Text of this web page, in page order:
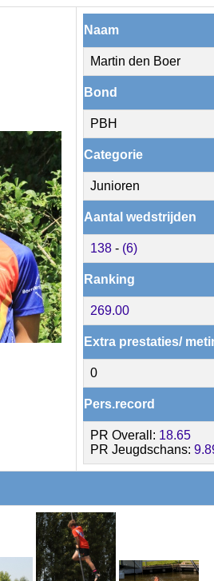
Naam
Martin den Boer
Bond
PBH
Categorie
Junioren
Aantal wedstrijden
138 - (6)
Ranking
269.00
Extra prestaties/
0
Pers.record
PR Overall: 18.65
PR Jeugdschans: